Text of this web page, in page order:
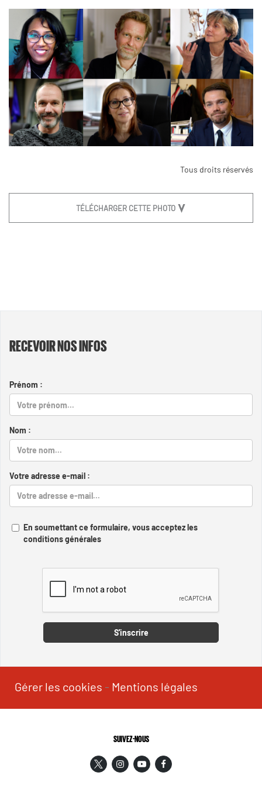
Tous droits réservés
TÉLÉCHARGER CETTE PHOTO
RECEVOIR NOS INFOS
Prénom :
Nom :
Votre adresse e-mail :
En soumettant ce formulaire, vous acceptez les
conditions générales
S'inscrire
Gérer les cookies - Mentions légales
SUIVEZ-NOUS